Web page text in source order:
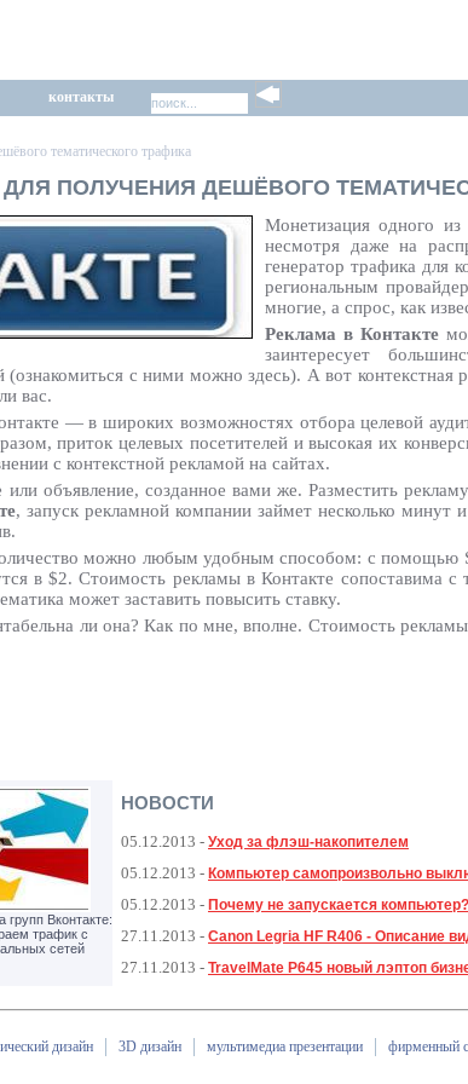
контакты
тематического трафика
ПОЛУЧЕНИЯ ДЕШЁВОГО
Монетизация одного
несмотря даже на
генератор трафика для
региональным
многие, а спрос, как
Реклама в Контакте
заинтересует
с ними можно здесь). А вот контекстная
вас.
— в широких возможностях отбора целевой
приток целевых посетителей и высокая их
с контекстной рекламой на сайтах.
объявление, созданное вами же. Разместить
, запуск рекламной компании займет несколько минут
можно любым удобным способом: с помощью
в $2. Стоимость рекламы в Контакте сопоставима
может заставить повысить ставку.
ли она? Как по мне, вполне. Стоимость
групп Вконтакте:
трафик с
сетей
НОВОСТИ
05.12.2013 - Уход за флэш-накопителем
05.12.2013 - Компьютер самопроизвольно
05.12.2013 - Почему не запускается компьютер?
27.11.2013 - Canon Legria HF R406 - Описание
27.11.2013 - TravelMate P645 новый лэптоп
дизайн 3D дизайн мультимедиа презентации фирменный